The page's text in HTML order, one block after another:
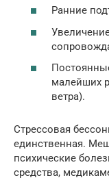
Ранние
малейших
ветра).
Стрессовая
единственная.
психические
средства,